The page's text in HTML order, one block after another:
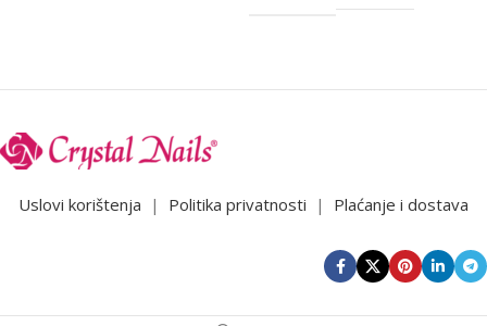
Uslovi korištenja | Politika privatnosti | Plaćanje i dostava